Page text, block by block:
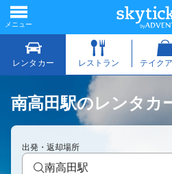
南高田駅のレンタカ
出発・返却場所
南高田駅